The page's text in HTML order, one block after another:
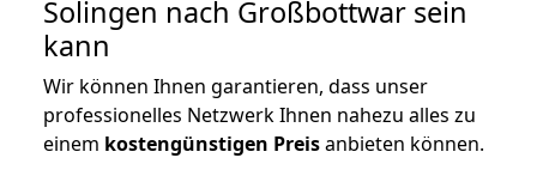
Solingen nach Großbottwar sein
kann
Wir können Ihnen garantieren, dass unser
professionelles Netzwerk Ihnen nahezu alles zu
einem kostengünstigen Preisanbieten können.